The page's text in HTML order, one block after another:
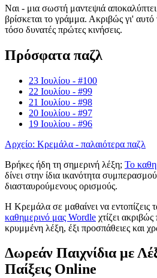
Ναι - μια σωστή μαντεψιά αποκαλύπτει
βρίσκεται το γράμμα. Ακριβώς γι' αυτό
τόσο δυνατές πρώτες κινήσεις.
Πρόσφατα παζλ
23 Ιουλίου - #100
22 Ιουλίου - #99
21 Ιουλίου - #98
20 Ιουλίου - #97
19 Ιουλίου - #96
Αρχείο: Κρεμάλα - παλαιότερα παζλ
Βρήκες ήδη τη σημερινή λέξη; Το
δίνει στην ίδια ικανότητα
διασταυρούμενους ορισμούς.
Η Κρεμάλα σε μαθαίνει να εντοπίζεις
καθημερινό μας Wordle χτίζει
κρυμμένη λέξη, έξι προσπάθειες και
Δωρεάν Παιχνίδια με
Παίξεις Online